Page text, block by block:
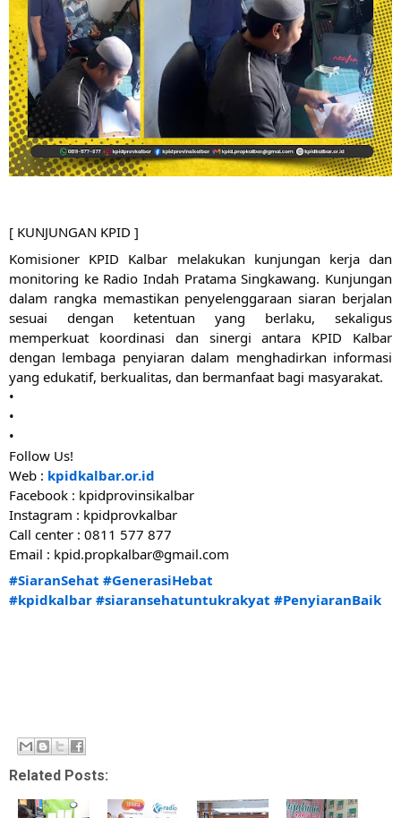
[ KUNJUNGAN KPID ]
Komisioner KPID Kalbar melakukan kunjungan kerja dan
monitoring ke Radio Indah Pratama Singkawang. Kunjungan
dalam rangka memastikan penyelenggaraan siaran berjalan
sesuai dengan ketentuan yang berlaku, sekaligus
memperkuat koordinasi dan sinergi antara KPID Kalbar
dengan lembaga penyiaran dalam menghadirkan informasi
yang edukatif, berkualitas, dan bermanfaat bagi masyarakat.
•
•
•
Follow Us!
Web : kpidkalbar.or.id
Facebook : kpidprovinsikalbar
Instagram : kpidprovkalbar
Call center : 0811 577 877
Email : kpid.propkalbar@gmail.com
#SiaranSehat #GenerasiHebat
#kpidkalbar #siaransehatuntukrakyat #PenyiaranBaik
Related Posts: